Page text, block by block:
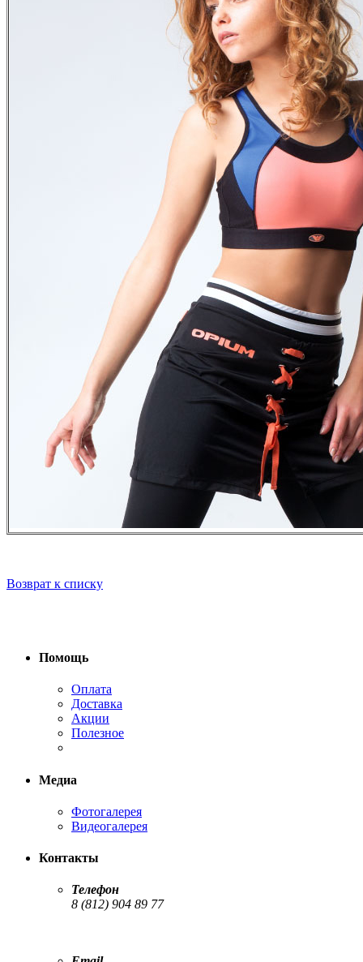
Возврат к списку
Помощь
Оплата
Доставка
Акции
Полезное
Медиа
Фотогалерея
Видеогалерея
Контакты
Телефон
8 (812) 904 89 77